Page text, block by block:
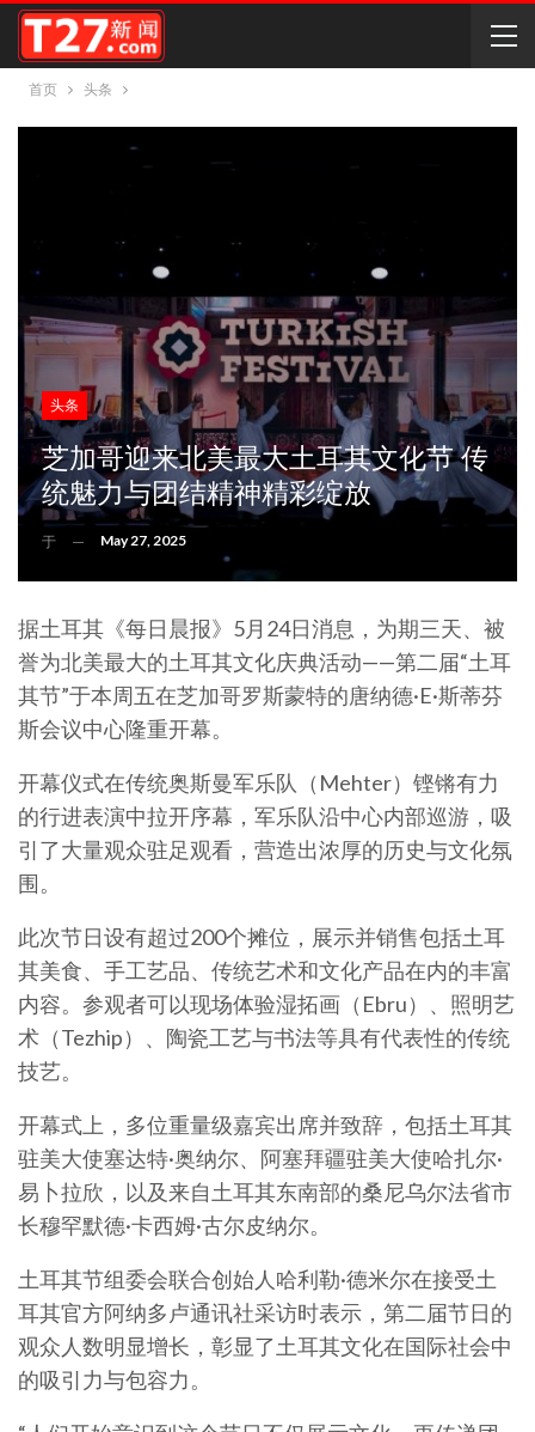
首页 头条
头条
芝加哥迎来北美最大土耳其文化节 传
统魅力与团结精神精彩绽放
于 May 27, 2025
据土耳其《每日晨报》5月24日消息，为期三天、被
誉为北美最大的土耳其文化庆典活动——第二届“土耳
其节”于本周五在芝加哥罗斯蒙特的唐纳德·E·斯蒂芬
斯会议中心隆重开幕。
开幕仪式在传统奥斯曼军乐队（Mehter）铿锵有力
的行进表演中拉开序幕，军乐队沿中心内部巡游，吸
引了大量观众驻足观看，营造出浓厚的历史与文化氛
围。
此次节日设有超过200个摊位，展示并销售包括土耳
其美食、手工艺品、传统艺术和文化产品在内的丰富
内容。参观者可以现场体验湿拓画（Ebru）、照明艺
术（Tezhip）、陶瓷工艺与书法等具有代表性的传统
技艺。
开幕式上，多位重量级嘉宾出席并致辞，包括土耳其
驻美大使塞达特·奥纳尔、阿塞拜疆驻美大使哈扎尔·
易卜拉欣，以及来自土耳其东南部的桑尼乌尔法省市
长穆罕默德·卡西姆·古尔皮纳尔。
土耳其节组委会联合创始人哈利勒·德米尔在接受土
耳其官方阿纳多卢通讯社采访时表示，第二届节日的
观众人数明显增长，彰显了土耳其文化在国际社会中
的吸引力与包容力。